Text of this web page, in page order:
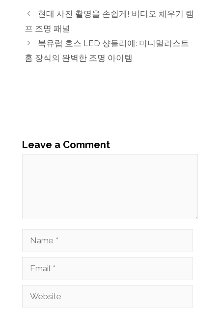
현대 사진 촬영을 손쉽게! 비디오 채우기 램
프 조명 패널
북유럽 호스 LED 샹들리에: 미니멀리스트
홈 장식의 완벽한 조명 아이템
Leave a Comment
Name
Email
Website